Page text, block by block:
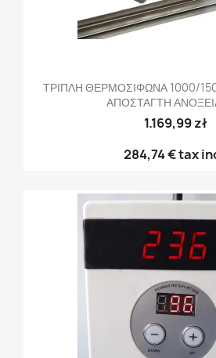
ΤΡΙΠΛΗ ΘΕΡΜΟΣΙΦΩΝΑ 1000/
ΑΠΟΣΤΑΓΤΗ
1.169,99 zł
284,74 €tax